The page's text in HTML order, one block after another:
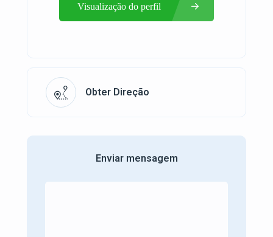
Visualização do perfil
Obter Direção
Enviar mensagem